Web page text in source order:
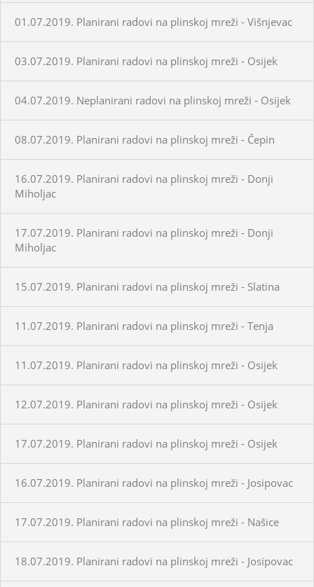
01.07.2019. Planirani radovi na plinskoj mreži - Višnjevac
03.07.2019. Planirani radovi na plinskoj mreži - Osijek
04.07.2019. Neplanirani radovi na plinskoj mreži - Osijek
08.07.2019. Planirani radovi na plinskoj mreži - Čepin
16.07.2019. Planirani radovi na plinskoj mreži - Donji
Miholjac
17.07.2019. Planirani radovi na plinskoj mreži - Donji
Miholjac
15.07.2019. Planirani radovi na plinskoj mreži - Slatina
11.07.2019. Planirani radovi na plinskoj mreži - Tenja
11.07.2019. Planirani radovi na plinskoj mreži - Osijek
12.07.2019. Planirani radovi na plinskoj mreži - Osijek
17.07.2019. Planirani radovi na plinskoj mreži - Osijek
16.07.2019. Planirani radovi na plinskoj mreži - Josipovac
17.07.2019. Planirani radovi na plinskoj mreži - Našice
18.07.2019. Planirani radovi na plinskoj mreži - Josipovac